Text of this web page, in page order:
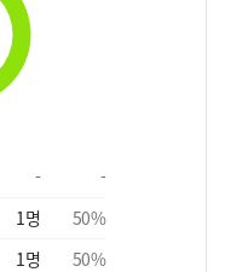
-
-
1명 50%
1명 50%